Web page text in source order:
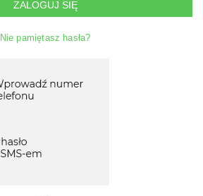
ZALOGUJ SIĘ
Nie pamiętasz hasła?